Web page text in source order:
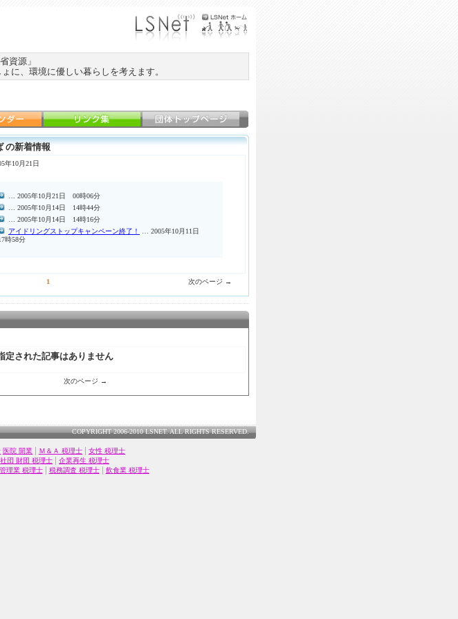
資源」
に、環境に優しい暮らしを考えます。
の新着情報
年10月21日
… 2005年10月21日 00時06分
… 2005年10月14日 14時44分
… 2005年10月14日 14時16分
アイドリングストップキャンペーン終了！
… 2005年10月11日
時58分
1 次のページ →
定された記事はありません
次のページ →
COPYRIGHT 2006-2010 LSNET. ALL RIGHTS RESERVED.
医院 開業 | Ｍ＆Ａ 税理士 | 女性 税理士
社団 財団 税理士 | 企業再生 税理士
理業 税理士| 税務調査 税理士| 飲食業 税理士